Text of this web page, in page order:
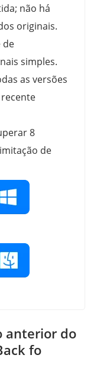
não há
originais.
de
simples.
as versões
8
de
anterior do
fo